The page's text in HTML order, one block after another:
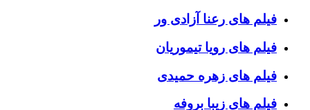
فیلم های رعنا آزادی ور
فیلم های رویا تیموریان
فیلم های زهره حمیدی
فیلم های زیبا بروفه